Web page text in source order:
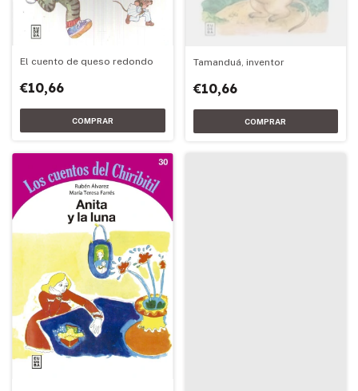
El cuento de queso redondo
€10,66
Tamanduá, inventor
€10,66